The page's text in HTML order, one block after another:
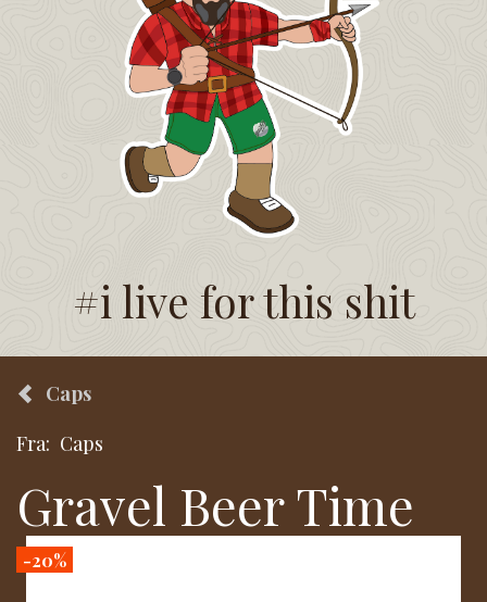
#i live for this shit
Caps
Fra: Caps
Gravel Beer Time
-20%